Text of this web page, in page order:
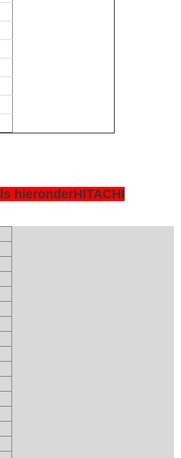
hieronderHITACHI